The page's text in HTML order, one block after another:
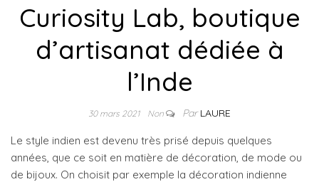
Curiosity Lab, boutique
d’artisanat dédiée à
l’Inde
30 mars 2021 Non ParLAURE
Le style indien est devenu très prisé depuis quelques
années, que ce soit en matière de décoration, de mode ou
de bijoux. On choisit par exemple la décoration indienne